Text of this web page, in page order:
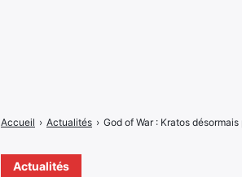
Actualités
Accueil › Actualités › God of War : Kratos